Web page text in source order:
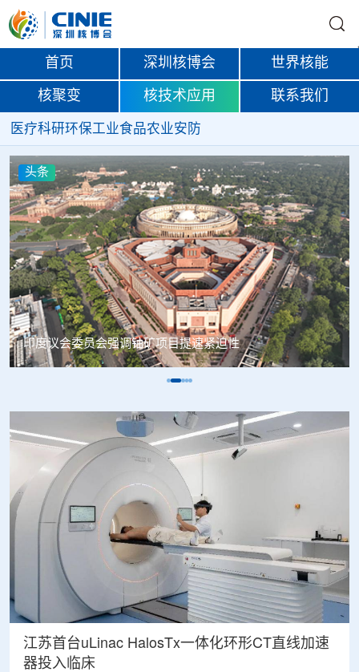
首页 深圳核博会 世界核能
核聚变 核技术应用 联系我们
医疗科研环保工业食品农业安防
头条
中核辐智正式设立 中国同辐持股90%打通核医疗全产业链
江苏首台uLinac HalosTx一体化环形CT直线加速
器投入临床